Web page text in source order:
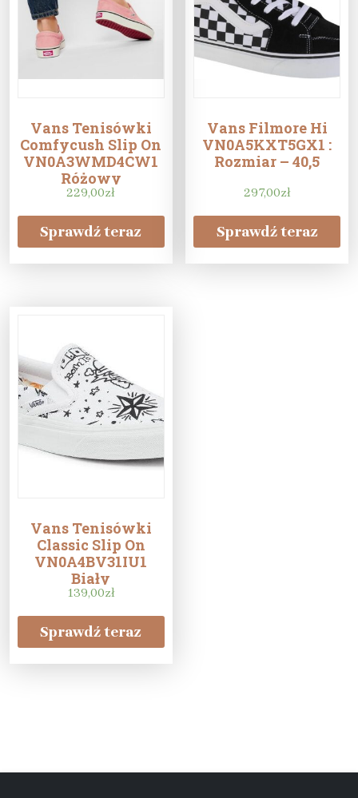
Vans Tenisówki
Comfycush Slip On
VN0A3WMD4CW1
Różowy
229,00zł
Sprawdź teraz
Vans Filmore Hi
VN0A5KXT5GX1 :
Rozmiar – 40,5
297,00zł
Sprawdź teraz
Vans Tenisówki
Classic Slip On
VN0A4BV31IU1
Biały
139,00zł
Sprawdź teraz